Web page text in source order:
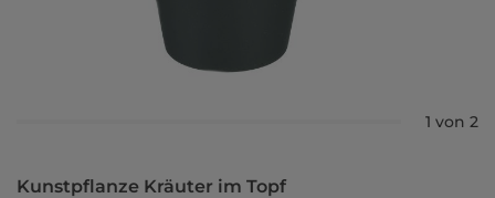
1 von 2
Kunstpflanze Kräuter im Topf